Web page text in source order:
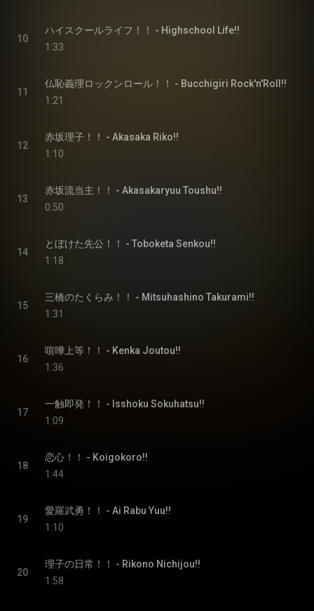
10
ハイスクールライフ！！ - Highschool Life!!
1:33
11
仏恥義理ロックンロール！！ - Bucchigiri Rock'n'Roll!!
1:21
12
赤坂理子！！ - Akasaka Riko!!
1:10
13
赤坂流当主！！ - Akasakaryuu Toushu!!
0:50
14
とぼけた先公！！ - Toboketa Senkou!!
1:18
15
三橋のたくらみ！！ - Mitsuhashino Takurami!!
1:31
16
喧嘩上等！！ - Kenka Joutou!!
1:36
17
一触即発！！ - Isshoku Sokuhatsu!!
1:09
18
恋心！！ - Koigokoro!!
1:44
19
愛羅武勇！！ - Ai Rabu Yuu!!
1:10
20
理子の日常！！ - Rikono Nichijou!!
1:58